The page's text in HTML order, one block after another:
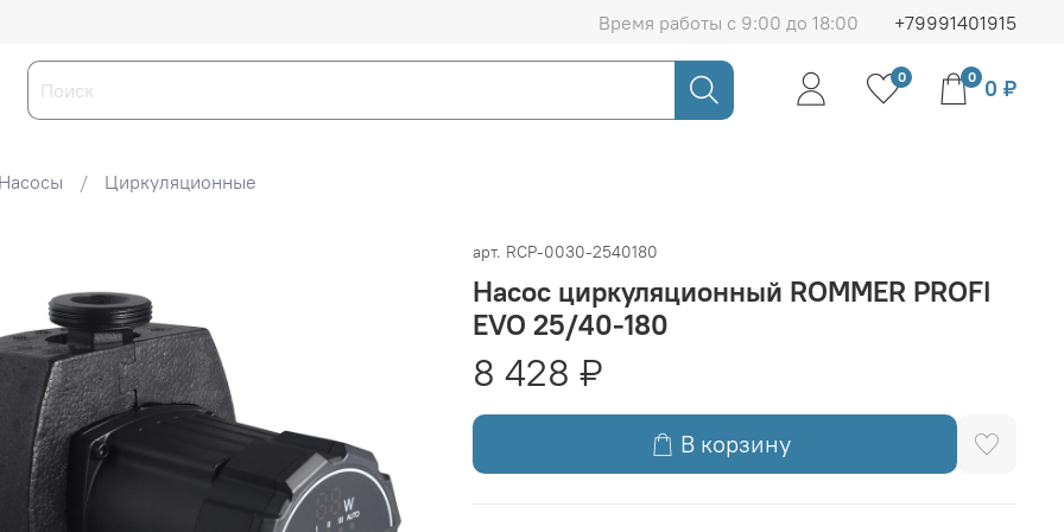
Время работы с 9:00 до 18:00 +79991401915
0 0 0 ₽
Насосы Циркуляционные
арт. RCP-0030-2540180
Насос циркуляционный ROMMER PROFI
EVO 25/40-180
8 428 ₽
В корзину